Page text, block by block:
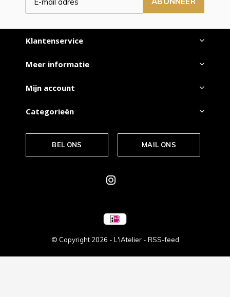
Klantenservice
Meer informatie
Mijn account
Categorieën
BEL ONS MAIL ONS
© Copyright 2026 - L'iAtelier - RSS-feed